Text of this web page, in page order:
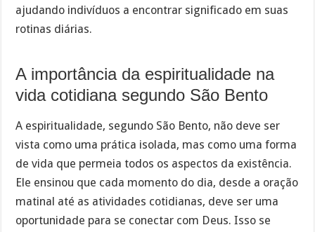
ajudando indivíduos a encontrar significado em suas
rotinas diárias.
A importância da espiritualidade na
vida cotidiana segundo São Bento
A espiritualidade, segundo São Bento, não deve ser
vista como uma prática isolada, mas como uma forma
de vida que permeia todos os aspectos da existência.
Ele ensinou que cada momento do dia, desde a oração
matinal até as atividades cotidianas, deve ser uma
oportunidade para se conectar com Deus. Isso se